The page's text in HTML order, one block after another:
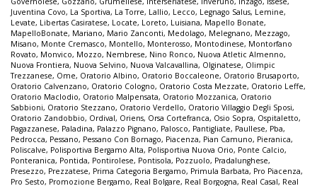
Juventina Covo, La Sportiva, La Torre, Lallio, Lecco, Legnago Salus, Lemine,
Levate, Libertas Casiratese, Locate, Loreto, Luisiana, Mapello Bonate,
MapelloBonate, Mariano, Mario Zanconti, Medolago, Melegnano, Mezzago,
Misano, Monte Cremasco, Montello, Monterosso, Montodinese, Montorfano
Rovato, Monvico, Mozzo, Nembrese, Nino Ronco, Nuova Atletic Almenno,
Nuova Frontiera, Nuova Selvino, Nuova Valcavallina, Olginatese, Olimpic
Trezzanese, Ome, Oratorio Albino, Oratorio Boccaleone, Oratorio Brusaporto,
Oratorio Calvenzano, Oratorio Cologno, Oratorio Costa Mezzate, Oratorio Leffe,
Oratorio Maclodio, Oratorio Malpensata, Oratorio Mozzanica, Oratorio
Sabbioni, Oratorio Stezzano, Oratorio Verdello, Oratorio Villaggio Degli Sposi,
Oratorio Zandobbio, Ordival, Oriens, Orsa Cortefranca, Osio Sopra, Ospitaletto,
Pagazzanese, Paladina, Palazzo Pignano, Palosco, Pantigliate, Paullese, Pba,
Pedrocca, Pessano, Pessano Con Bornago, Piacenza, Pian Camuno, Pieranica,
Poliscalve, Polisportiva Bergamo Alta, Polisportiva Nuova Orio, Ponte Calcio,
Ponteranica, Pontida, Pontirolese, Pontisola, Pozzuolo, Pradalunghese,
Presezzo, Prezzatese, Prima Categoria Bergamo, Primula Barbata, Pro Piacenza,
Pro Sesto, Promozione Bergamo, Real Bolgare, Real Borgogna, Real Casal, Real